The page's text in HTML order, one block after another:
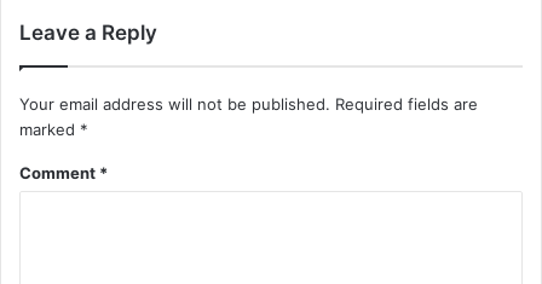
Leave a Reply
Your email address will not be published. Required fields are
marked *
Comment *